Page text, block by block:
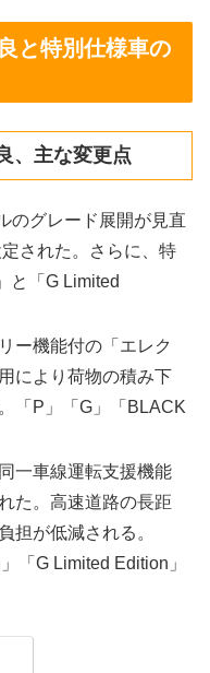
と特別仕様車の
、主な変更点
のグレード展開が見直
された。さらに、特
と「G Limited
ー機能付の「エレク
により荷物の積み下
「P」「G」「BLACK
一車線運転支援機能
た。高速道路の長距
担が低減される。
「G Limited Edition」